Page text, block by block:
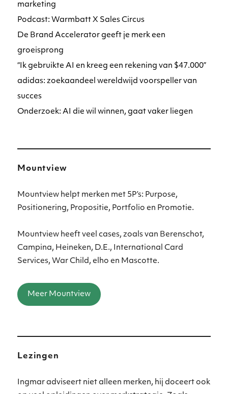
marketing
Podcast: Warmbatt X Sales Circus
De Brand Accelerator geeft je merk een
groeisprong
“Ik gebruikte AI en kreeg een rekening van $47.000”
adidas: zoekaandeel wereldwijd voorspeller van
succes
Onderzoek: AI die wil winnen, gaat vaker liegen
Mountview
Mountview helpt merken met 5P’s: Purpose,
Positionering, Propositie, Portfolio en Promotie.
Mountview heeft veel cases, zoals van Berenschot,
Campina, Heineken, D.E., International Card
Services, War Child, elho en Mascotte.
Meer Mountview
Lezingen
Ingmar adviseert niet alleen merken, hij doceert ook